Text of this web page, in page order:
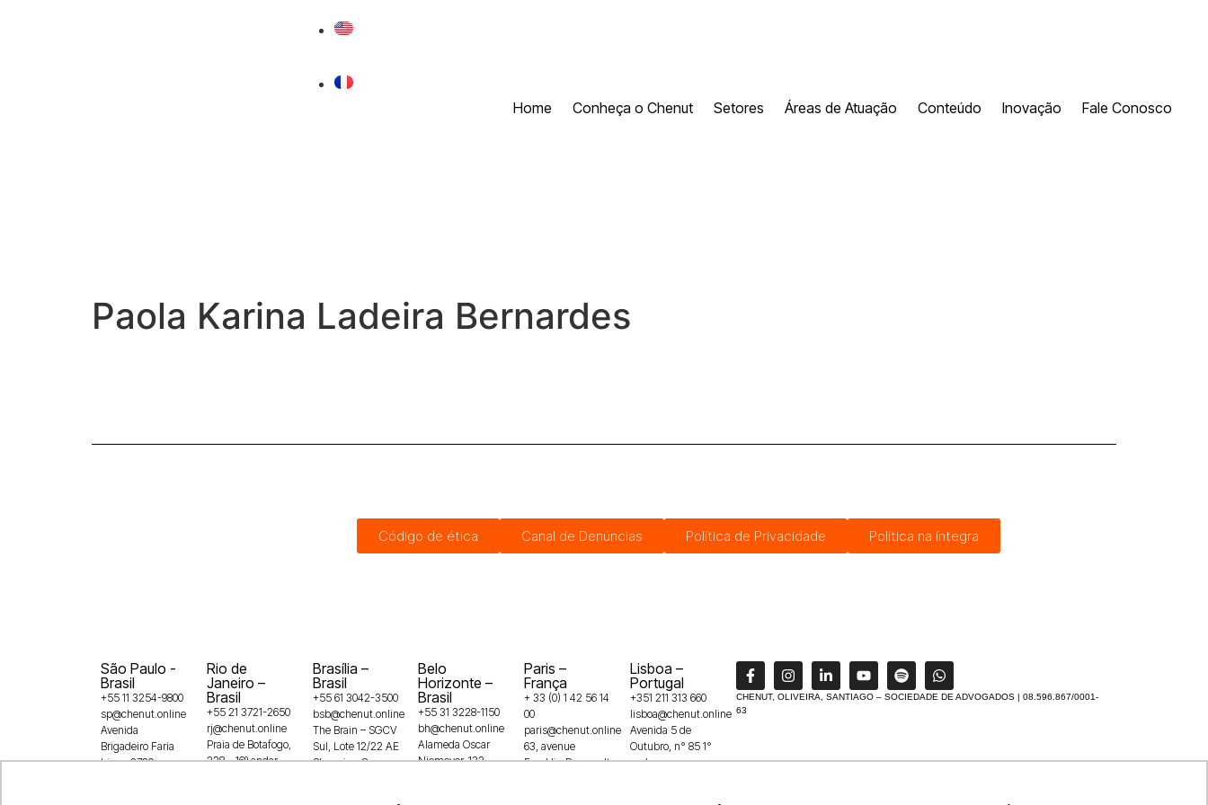
Home Conheça o Chenut Setores Áreas de Atuação Conteúdo Inovação Fale Conosco
Paola Karina Ladeira Bernardes
Código de ética Canal de Denúncias Política de Privacidade Política na íntegra
São Paulo -
Brasil
+55 11 3254-9800
sp@chenut.online
Avenida
Brigadeiro Faria
Lima, 3729,
Rio de
Janeiro –
Brasil
+55 21 3721-2650
rj@chenut.online
Praia de Botafogo,
228 – 16º andar –
Brasília –
Brasil
+55 61 3042-3500
bsb@chenut.online
The Brain – SGCV
Sul, Lote 12/22 AE
Shopping Casa
Belo
Horizonte –
Brasil
+55 31 3228-1150
bh@chenut.online
Alameda Oscar
Niemeyer, 132 –
Paris –
França
+ 33 (0) 1 42 56 14
00
paris@chenut.online
63, avenue
Franklin Roosevelt
Lisboa –
Portugal
+351 211 313 660
lisboa@chenut.online
Avenida 5 de
Outubro, n° 85 1°
andar
CHENUT, OLIVEIRA, SANTIAGO – SOCIEDADE DE ADVOGADOS | 08.596.867/0001-
63